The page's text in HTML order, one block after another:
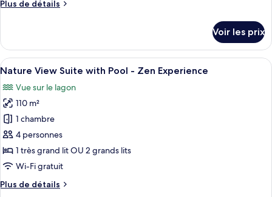
Nature
-
Zen
Experience
Plus de détails
Plus
le
type
de
Nature
View
Suite
Zen
Experience
Voir les prix
Afficher
toutes
les
photos
pour
ce
type
de
chambre :
Nature
Une chambre d’hôtel avec un grand
7
Nature View Suite with Pool - Zen Experience
Vue sur le lagon
110 m²
1 chambre
4 personnes
1 très grand lit OU 2 grands lits
Wi-Fi gratuit
Plus de détails
Plus